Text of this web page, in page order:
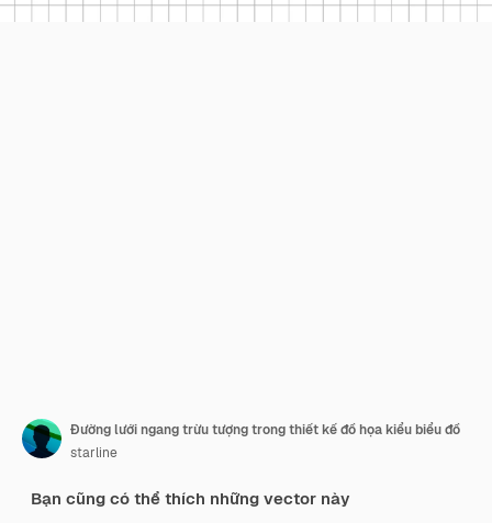
Đường lưới ngang trừu tượng trong thiết kế đồ họa kiểu biểu đồ
starline
Bạn cũng có thể thích những vector này